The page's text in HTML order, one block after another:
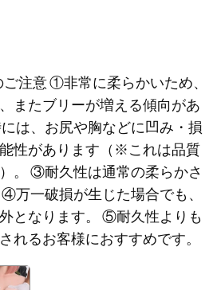
注意 ①非常に柔らかいため、
またブリーが増える傾向があ
は、お尻や胸などに凹み・損
性があります（※これは品質
。 ③耐久性は通常の柔らかさ
万一破損が生じた場合でも、
となります。 ⑤耐久性よりも
れるお客様におすすめです。